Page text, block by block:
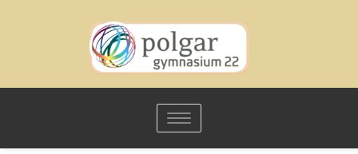
Toggle
navigation